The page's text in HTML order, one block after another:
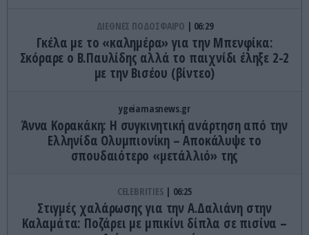
ΔΙΕΘΝΕΣ ΠΟΔΟΣΦΑΙΡΟ 06:29
Γκέλα με το «καλημέρα» για την Μπενφίκα:
Σκόραρε ο Β.Παυλίδης αλλά το παιχνίδι έληξε 2-2
με την Βισέου (βίντεο)
ygeiamasnews.gr
Άννα Κορακάκη: Η συγκινητική ανάρτηση από την
Ελληνίδα Ολυμπιονίκη – Αποκάλυψε το
σπουδαιότερο «μετάλλιό» της
CELEBRITIES 06:25
Στιγμές χαλάρωσης για την Α.Δαλιάνη στην
Καλαμάτα: Ποζάρει με μπικίνι δίπλα σε πισίνα –